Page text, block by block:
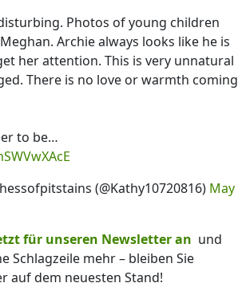
Photos of young children
Archie always looks like he is
her attention. This is very unnatural
There is no love or warmth coming
to be…
(@Kathy10720816) May
für unseren Newsletter an und
Schlagzeile mehr – bleiben Sie
auf dem neuesten Stand!